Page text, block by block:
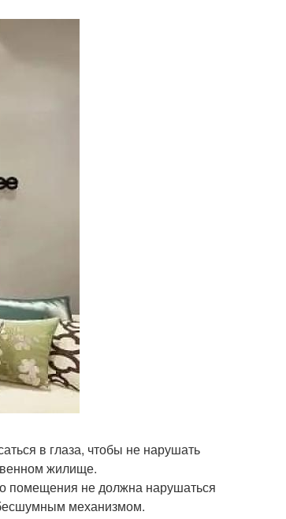
в глаза, чтобы не нарушать
жилище.
помещения не должна нарушаться
механизмом.